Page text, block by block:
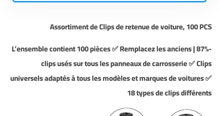
Assortiment de Clips de retenue de voiture, 100 PCS
-87% | L’ensemble contient 100 pièces ✅ Remplacez les anciens
clips usés sur tous les panneaux de carrosserie ✅ Clips
universels adaptés à tous les modèles et marques de voitures ✅
18 types de clips différents